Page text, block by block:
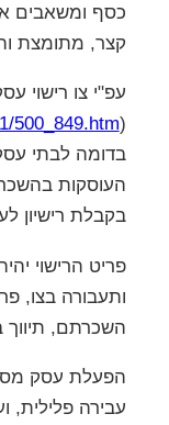
כסף ומשאבים
קצר, מתומצת
עפ"י צו רישוי
(
500_849.htm
בדומה לבתי
העוסקות
בקבלת רישיון
השכרתם,
הפעלת עסק
עבירה פלילית,